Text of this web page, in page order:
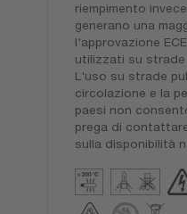
riempimento
generano una
l'approvazione
utilizzati su strade
L'uso su strade
circolazione e la
paesi non
prega di
sulla disponibilità